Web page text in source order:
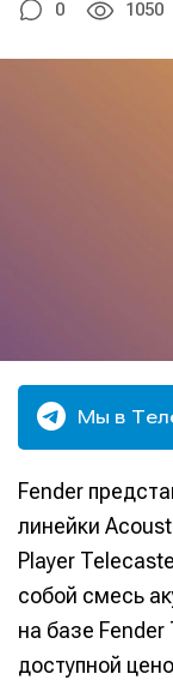
0 1050
Мы в
Fender
линейки
Player
собой смесь
на базе
доступной